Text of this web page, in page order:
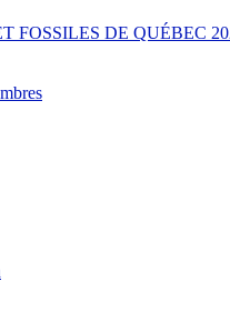
FOSSILES DE QUÉBEC